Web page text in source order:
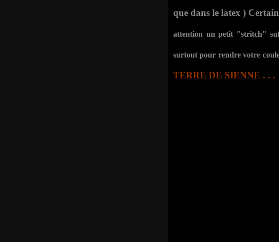
que dans le latex )
attention un petit "stritch"
surtout pour rendre votre
TERRE DE SIENNE . . .